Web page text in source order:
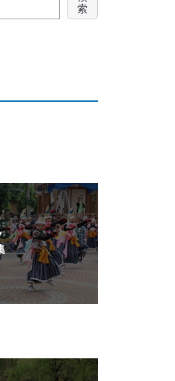
索